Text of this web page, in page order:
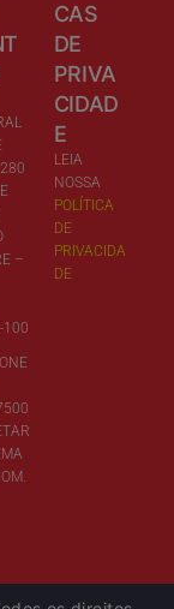
–
100
CAS
DE
PRIVA
CIDAD
E
LEIA
NOSSA
POLÍTICA
DE
PRIVACIDA
DE